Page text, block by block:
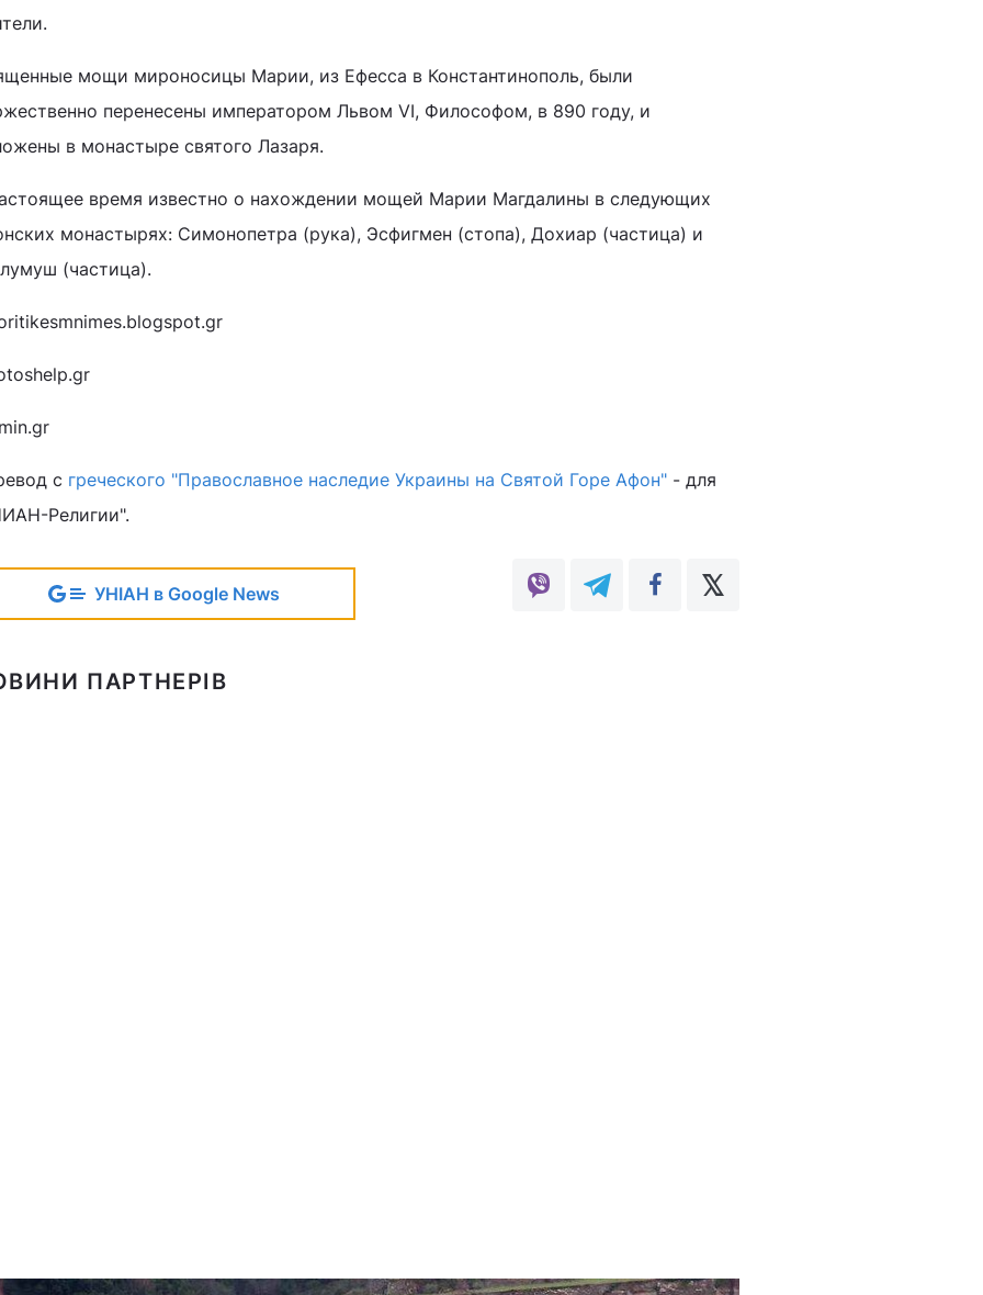
мощи мироносицы Марии, из Ефесса в Константинополь, были
перенесены императором Львом VI, Философом, в 890 году, и
в монастыре святого Лазаря.
время известно о нахождении мощей Марии Магдалины в следующих
монастырях: Симонопетра (рука), Эсфигмен (стопа), Дохиар (частица) и
(частица).
с греческого "Православное наследие Украины на Святой Горе Афон" - для
Религии".
УНІАН в Google News
ПАРТНЕРІВ